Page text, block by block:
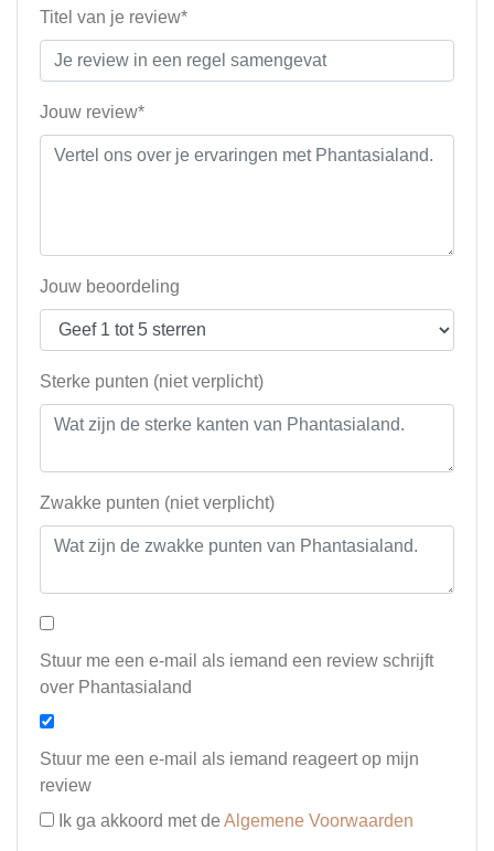
Titel van je review*
Jouw review*
Jouw beoordeling
Sterke punten (niet verplicht)
Zwakke punten (niet verplicht)
Stuur me een e-mail als iemand een review schrijft
over Phantasialand
Stuur me een e-mail als iemand reageert op mijn
review
Ik ga akkoord met de Algemene Voorwaarden